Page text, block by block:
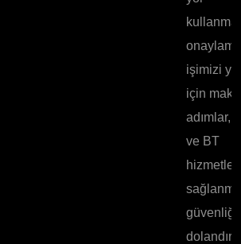
işimizi
için
adımlar,
ve BT
güvenliği,